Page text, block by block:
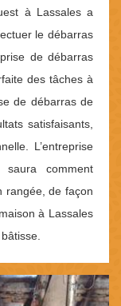
à Lassales a
le débarras
de débarras
des tâches à
de débarras de
satisfaisants,
L’entreprise
comment
rangée, de façon
à Lassales